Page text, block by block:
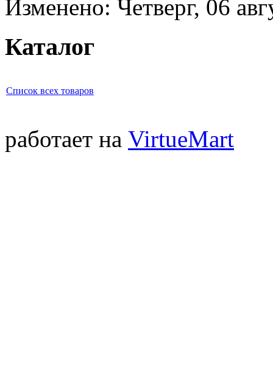
Изменено: Четверг, 06
Каталог
Список всех товаров
работает на VirtueMart